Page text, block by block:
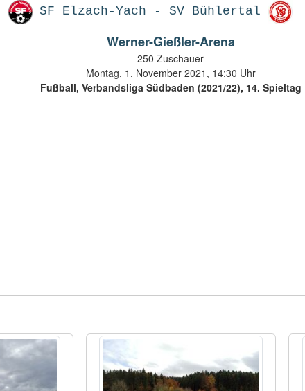
SF Elzach-Yach -SV Bühlertal
Werner-Gießler-Arena
250 Zuschauer
Montag, 1. November 2021, 14:30 Uhr
Fußball, Verbandsliga Südbaden (2021/22), 14. Spieltag